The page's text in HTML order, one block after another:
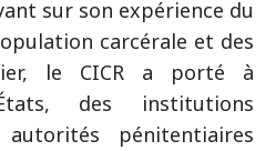
sur son expérience du
carcérale et des
le CICR a porté à
des institutions
pénitentiaires